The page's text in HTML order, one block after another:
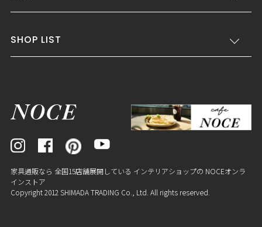
SHOP LIST
家具通販なら 全国15店舗展開している インテリアショップの NOCEオンラ
インストア
Copyright 2012 SHIMADA TRADING Co., Ltd. All rights reserved.